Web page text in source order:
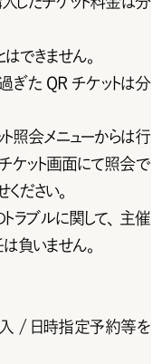
できません。
ぎ た Q R チ ケットは 分
照 会 メニュー からは 行
ケット画面にて照会で
ださい。
ラブルに関して、主催
負いません。
入 /日時指定予約等を